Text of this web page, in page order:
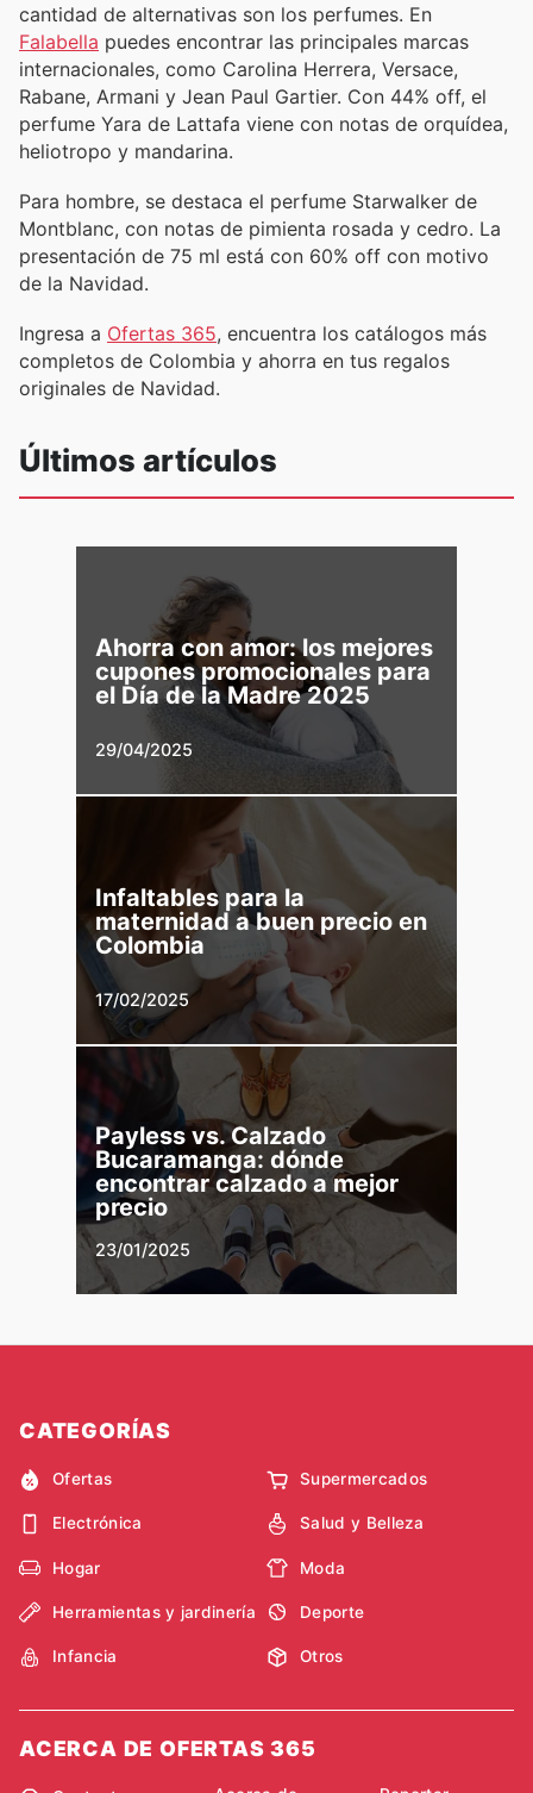
cantidad de alternativas son los perfumes. En
Falabella puedes encontrar las principales marcas
internacionales, como Carolina Herrera, Versace,
Rabane, Armani y Jean Paul Gartier. Con 44% off, el
perfume Yara de Lattafa viene con notas de orquídea,
heliotropo y mandarina.
Para hombre, se destaca el perfume Starwalker de
Montblanc, con notas de pimienta rosada y cedro. La
presentación de 75 ml está con 60% off con motivo
de la Navidad.
Ingresa a Ofertas 365, encuentra los catálogos más
completos de Colombia y ahorra en tus regalos
originales de Navidad.
Últimos artículos
Ahorra con amor: los mejores
cupones promocionales para
el Día de la Madre 2025
29/04/2025
Infaltables para la
maternidad a buen precio en
Colombia
17/02/2025
Payless vs. Calzado
Bucaramanga: dónde
encontrar calzado a mejor
precio
23/01/2025
CATEGORÍAS
Ofertas Supermercados
Electrónica Salud y Belleza
Hogar Moda
Herramientas y jardinería Deporte
Infancia Otros
ACERCA DE OFERTAS 365